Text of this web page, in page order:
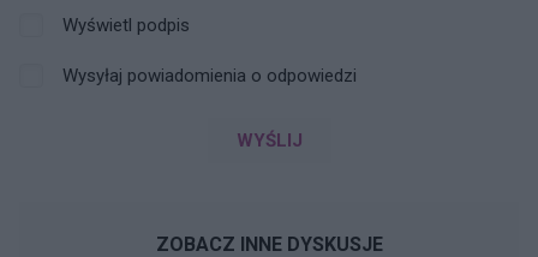
Wyświetl podpis
Wysyłaj powiadomienia o odpowiedzi
WYŚLIJ
ZOBACZ INNE DYSKUSJE